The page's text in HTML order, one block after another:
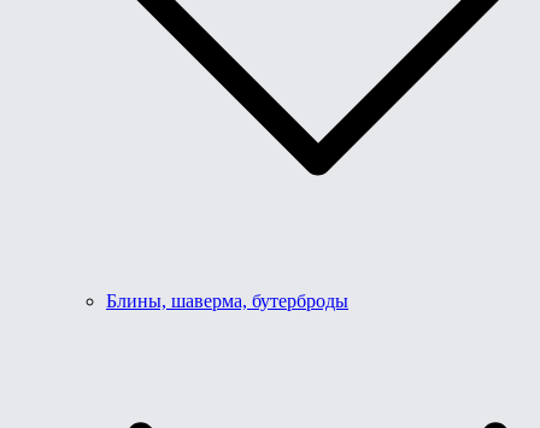
Блины, шаверма, бутерброды